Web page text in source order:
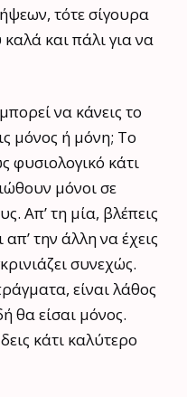
τότε σίγουρα
και πάλι για να
να κάνεις το
μόνος ή μόνη; Το
φυσιολογικό κάτι
μόνοι σε
Απ’ τη μία, βλέπεις
την άλλη να έχεις
συνεχώς.
είναι λάθος
θα είσαι μόνος.
κάτι καλύτερο